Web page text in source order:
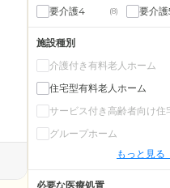
要介護4 (8) 要介護
施設種別
介護付き有料老人ホーム
住宅型有料老人ホーム
サービス付き高齢者向け住
グループホーム
もっと見る
必要な医療処置